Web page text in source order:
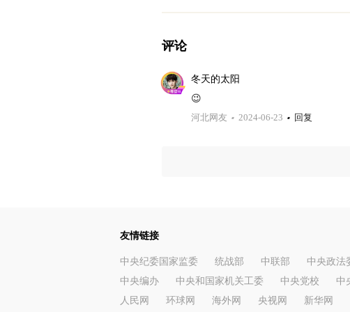
评论
冬天的太阳
😉
河北网友
2024-06-23 回复
友情链接
中央纪委国家监委 统战部 中联部 中央政法
中央编办
中央和国家机关工委 中央党校
中
人民网
环球网 海外网 央视网 新华网